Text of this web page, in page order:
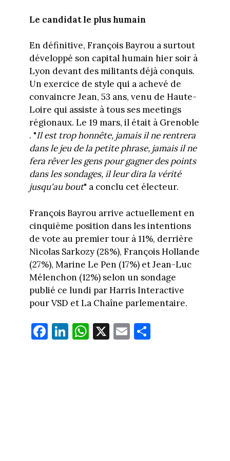
Le candidat le plus humain
En définitive, François Bayrou a surtout
développé son capital humain hier soir à
Lyon devant des militants déjà conquis.
Un exercice de style qui a achevé de
convaincre Jean, 53 ans, venu de Haute-
Loire qui assiste à tous ses meetings
régionaux. Le 19 mars, il était à Grenoble
. "Il est trop honnête, jamais il ne rentrera
dans le jeu de la petite phrase, jamais il ne
fera rêver les gens pour gagner des points
dans les sondages, il leur dira la vérité
jusqu'au bout" a conclu cet électeur.
François Bayrou arrive actuellement en
cinquième position dans les intentions
de vote au premier tour à 11%, derrière
Nicolas Sarkozy (28%), François Hollande
(27%), Marine Le Pen (17%) et Jean-Luc
Mélenchon (12%) selon un sondage
publié ce lundi par Harris Interactive
pour VSD et La Chaîne parlementaire.
Fa
ce
Li
nk
W
ha
X E
m
Pa